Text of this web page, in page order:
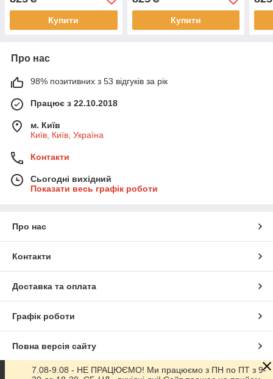
Купити Купити
Про нас
98% позитивних з 53 відгуків за рік
Працює з 22.10.2018
м. Київ
Київ, Київ, Україна
Контакти
Сьогодні вихідний
Показати весь графік роботи
Про нас
Контакти
Доставка та оплата
Графік роботи
Повна версія сайту
Сайт створено на маркетплейсіProm.ua
7.08-9.08 - НЕ ПРАЦЮЄМО! Ми працюємо з ПН по ПТ з 9-